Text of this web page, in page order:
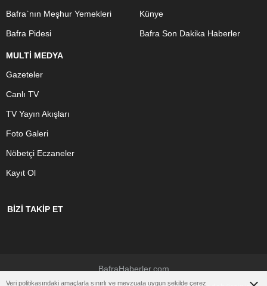
Bafra`nın Meşhur Yemekleri
Bafra Pidesi
Künye
Bafra Son Dakika Haberler
MULTİ MEDYA
Gazeteler
Canlı TV
TV Yayın Akışları
Foto Galeri
Nöbetçi Eczaneler
Kayıt Ol
BİZİ TAKİP ET
BafraHaberler.com
Veri politikasındaki amaçlarla sınırlı ve mevzuata uygun şekilde çerez